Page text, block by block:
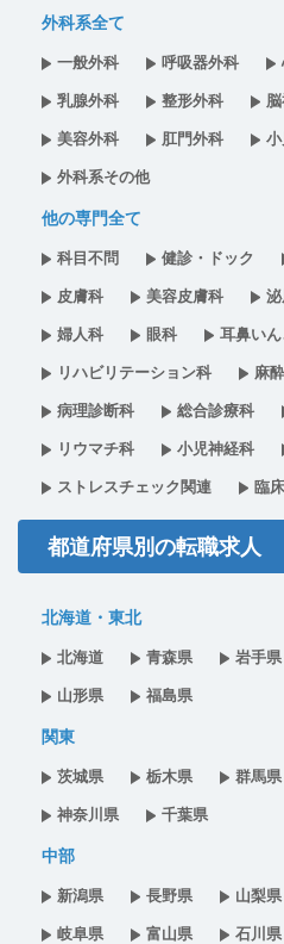
外科系全て
一般外科 呼吸器外科
乳腺外科
整形外科
美容外科
肛門外科
外科系その他
他の専門全て
科目不問 健診・ドック
皮膚科
美容皮膚科
婦人科
眼科
耳鼻い
リハビリテーション科
麻
病理診断科
総合診療科
リウマチ科
小児神経科
ストレスチェック関連
臨
都道府県別の転職求人
北海道・東北
北海道 青森県 岩手県
山形県
福島県
関東
茨城県 栃木県 群馬県
神奈川県
千葉県
中部
新潟県 長野県 山梨県
岐阜県
富山県 石川県